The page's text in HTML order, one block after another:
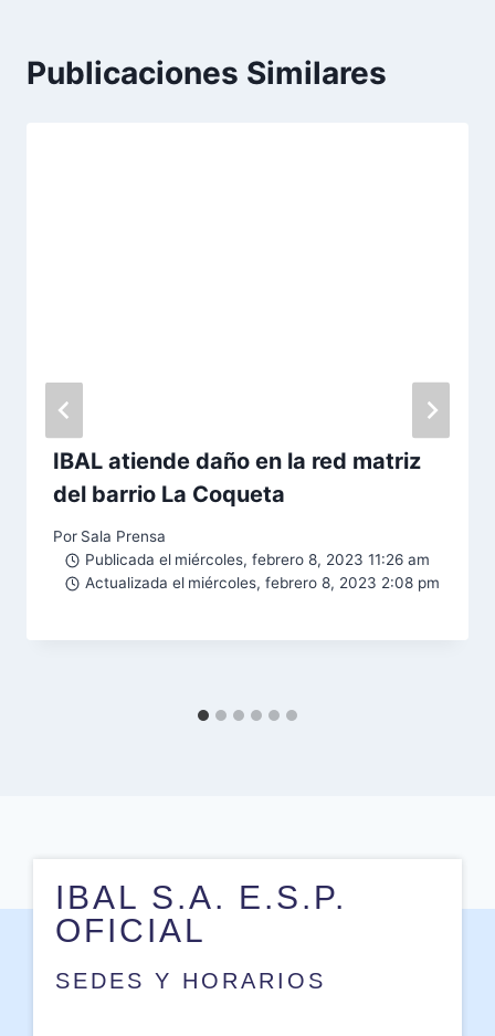
Publicaciones Similares
IBAL atiende daño en la red matriz
del barrio La Coqueta
Por Sala Prensa
Publicada el miércoles, febrero 8, 2023 11:26 am
Actualizada el miércoles, febrero 8, 2023 2:08 pm
IBAL S.A. E.S.P.
OFICIAL
SEDES Y HORARIOS